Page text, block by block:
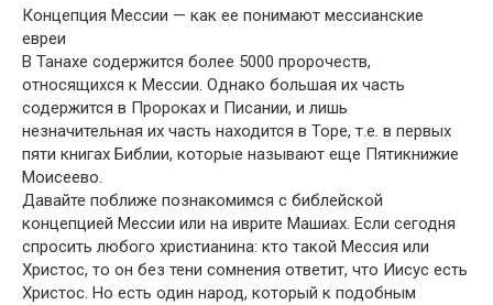
Концепция Мессии — как ее понимают мессианские
евреи
В Танахе содержится более 5000 пророчеств,
относящихся к Мессии. Однако большая их часть
содержится в Пророках и Писании, и лишь
незначительная их часть находится в Торе, т.е. в первых
пяти книгах Библии, которые называют еще Пятикнижие
Моисеево.
Давайте поближе познакомимся с библейской
концепцией Мессии или на иврите Машиах. Если сегодня
спросить любого христианина: кто такой Мессия или
Христос, то он без тени сомнения ответит, что Иисус есть
Христос. Но есть один народ, который к подобным